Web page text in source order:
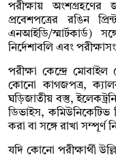
পরীক্ষায় অংশগ্রহণের
প্রবেশপত্রের রঙিন
এনআইডি/
নির্দেশাবলি এবং
পরীক্ষা কেন্দ্রে
কোনো কাগজপত্র,
ঘড়িজাতীয় বস্তু,
ডিভাইস, কমিউনিকেটিভ
করা বা সঙ্গে রাখা সম্পূর্ণ
যদি কোনো পরীক্ষার্থী